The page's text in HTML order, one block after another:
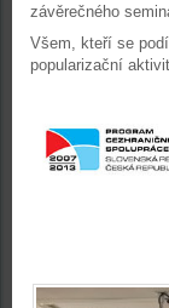
závěrečného
Všem, kteří se
popularizační